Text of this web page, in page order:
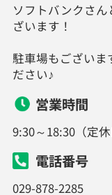
ソフトバンクさ
ざいます！
駐車場もございま
ださい♪
営業時間
9:30～18:30（定休
電話番号
029-878-2285